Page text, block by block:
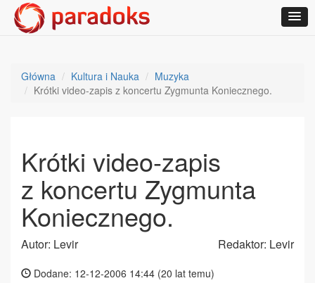
Główna Kultura i Nauka
Muzyka
Krótki video-zapis z koncertu Zygmunta Koniecznego.
Krótki video-zapis
z koncertu Zygmunta
Koniecznego.
Autor: Levir Redaktor: Levir
Dodane: 12-12-2006 14:44 (20 lat temu)